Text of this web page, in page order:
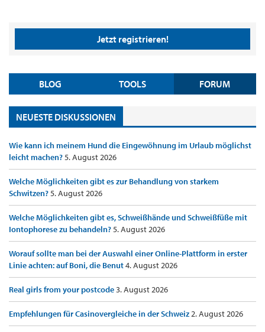
Jetzt registrieren!
BLOG TOOLS FORUM
NEUESTE DISKUSSIONEN
Wie kann ich meinem Hund die Eingewöhnung im Urlaub möglichst
leicht machen?5. August 2026
Welche Möglichkeiten gibt es zur Behandlung von starkem
Schwitzen?5. August 2026
Welche Möglichkeiten gibt es, Schweißhände und Schweißfüße mit
Iontophorese zu behandeln?5. August 2026
Worauf sollte man bei der Auswahl einer Online-Plattform in erster
Linie achten: auf Boni, die Benut4. August 2026
Real girls from your postcode3. August 2026
Empfehlungen für Casinovergleiche in der Schweiz2. August 2026